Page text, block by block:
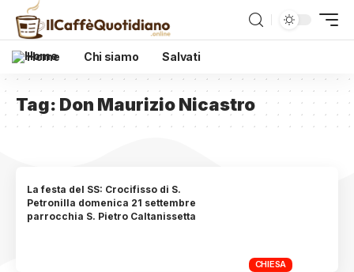
Home Chi siamo Salvati
Tag: Don Maurizio Nicastro
CHIESA
La festa del SS: Crocifisso di S.
Petronilla domenica 21 settembre
parrocchia S. Pietro Caltanissetta